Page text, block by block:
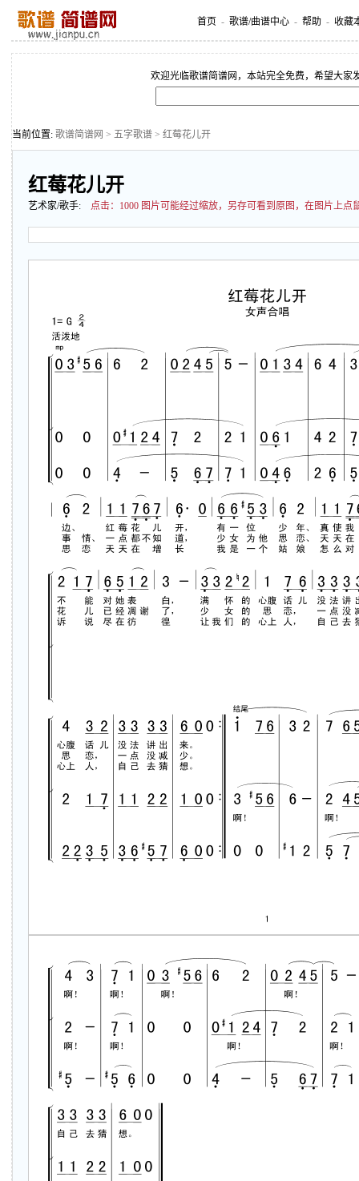
首页 - 歌谱/曲谱中心 - 帮助 - 收藏
欢迎光临歌谱简谱网，本站完全免费，希望大家
当前位置: 歌谱简谱网 > 五字歌谱 > 红莓花儿开
红莓花儿开
艺术家/歌手: 点击： 1000 图片可能经过缩放，另存可看到原图，在图片上